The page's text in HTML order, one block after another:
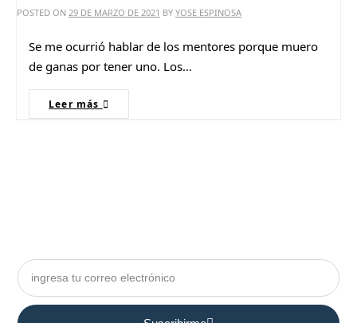
POSTED ON 29 DE MARZO DE 2021 BY YOSE ESPINOSA
Se me ocurrió hablar de los mentores porque muero
de ganas por tener uno. Los…
Leer más